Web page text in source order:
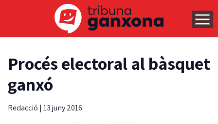
Procés electoral al bàsquet
ganxó
Redacció | 13 juny 2016